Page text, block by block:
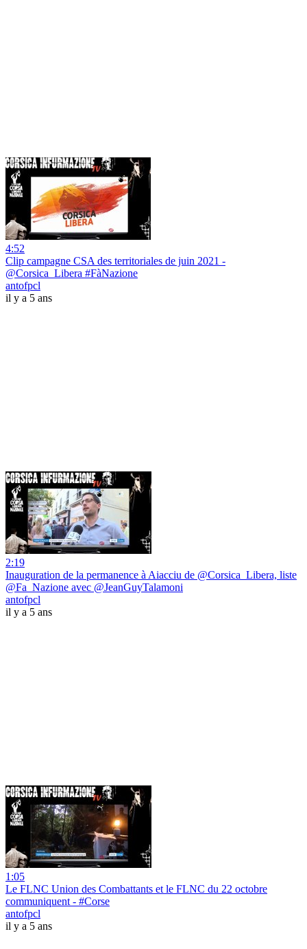
4:52
Clip campagne CSA des territoriales de juin 2021 -
@Corsica_Libera #FàNazione
antofpcl
il y a 5 ans
2:19
Inauguration de la permanence à Aiacciu de @Corsica_Libera, liste
@Fa_Nazione avec @JeanGuyTalamoni
antofpcl
il y a 5 ans
1:05
Le FLNC Union des Combattants et le FLNC du 22 octobre
communiquent - #Corse
antofpcl
il y a 5 ans